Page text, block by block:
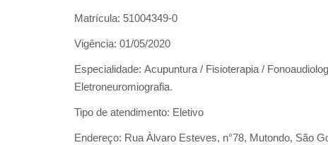
Matrícula: 51004349-0
Vigência: 01/05/2020
Especialidade: Acupuntura / Fisioterapia /
Eletroneuromiografia.
Tipo de atendimento: Eletivo
Endereço: Rua Àlvaro Esteves, n°78, Mutondo, São